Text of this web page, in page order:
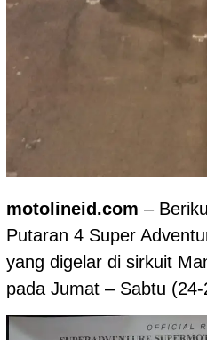
motolineid.com –
Putaran 4 Super
yang digelar di sirkuit
pada Jumat – Sabtu (24-